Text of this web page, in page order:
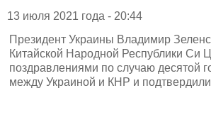
13 июля 2021 года - 20:44
Президент Украины Владимир
Китайской Народной Республики Си
поздравлениями по случаю десятой
между Украиной и КНР и